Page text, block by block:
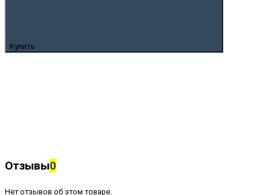
Купить
Отзывы0
Нет отзывов об этом товаре.